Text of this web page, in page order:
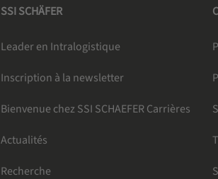
SSI SCHÄFER
Leader en Intralogistique
Inscription à la newsletter
Bienvenue chez SSI SCHAEFER Carrières
Actualités
Recherche